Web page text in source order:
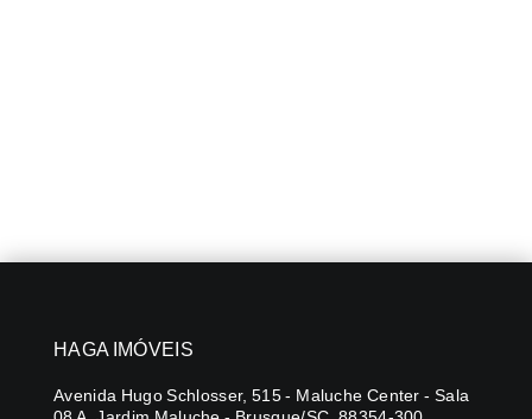
HAGA IMÓVEIS
Avenida Hugo Schlosser, 515 - Maluche Center - Sala